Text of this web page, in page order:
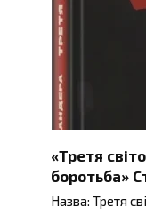
«Третя
боротьба»
Назва: Третя